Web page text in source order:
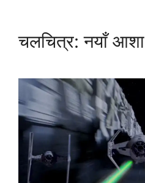
चलचित्र: नयाँ आशा